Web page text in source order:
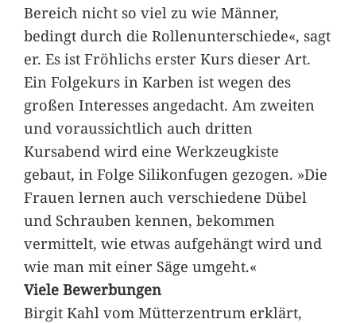
Bereich nicht so viel zu wie Männer,
bedingt durch die Rollenunterschiede«, sagt
er. Es ist Fröhlichs erster Kurs dieser Art.
Ein Folgekurs in Karben ist wegen des
großen Interesses angedacht. Am zweiten
und voraussichtlich auch dritten
Kursabend wird eine Werkzeugkiste
gebaut, in Folge Silikonfugen gezogen. »Die
Frauen lernen auch verschiedene Dübel
und Schrauben kennen, bekommen
vermittelt, wie etwas aufgehängt wird und
wie man mit einer Säge umgeht.«
Viele Bewerbungen
Birgit Kahl vom Mütterzentrum erklärt,